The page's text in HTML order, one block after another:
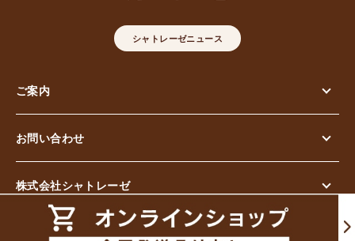
シャトレーゼニュース
ご案内
お問い合わせ
株式会社シャトレーゼ
© Chateraise Co.,Ltd. All Rights Reserved.